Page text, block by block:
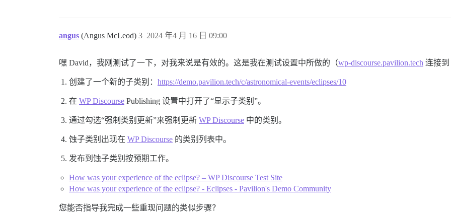
angus (Angus McLeod) 2024 年4 月 16 日 09:00
3
嘿 David，我刚测试了一下，对我来说是有效的。这是我在测试设置中所做的（wp-discourse.pavilion.tech 连接到
创建了一个新的子类别： https://demo.pavilion.tech/c/astronomical-events/eclipses/10
在 WP Discourse Publishing 设置中打开了“显示子类别”。
通过勾选“强制类别更新”来强制更新 WP Discourse 中的类别。
蚀子类别出现在 WP Discourse 的类别列表中。
发布到蚀子类别按预期工作。
How was your experience of the eclipse? – WP Discourse Test Site
How was your experience of the eclipse? - Eclipses - Pavilion's Demo Community
您能否指导我完成一些重现问题的类似步骤？